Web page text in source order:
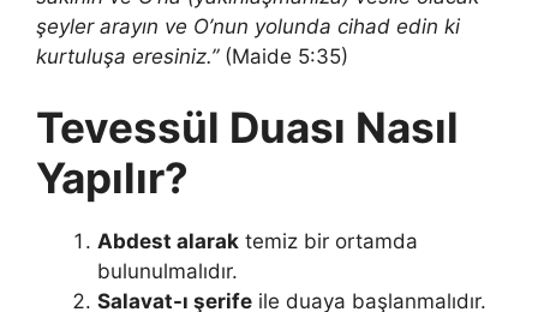
şeyler arayın ve O’nun yolunda cihad edin ki
kurtuluşa eresiniz.”(Maide 5:35)
Tevessül Duası Nasıl
Yapılır?
Abdest alarak temiz bir ortamda
bulunulmalıdır.
Salavat-ı şerife ile duaya başlanmalıdır.